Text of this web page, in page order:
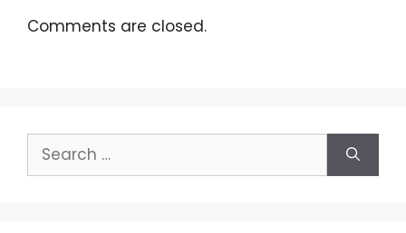
Comments are closed.
Search
for: